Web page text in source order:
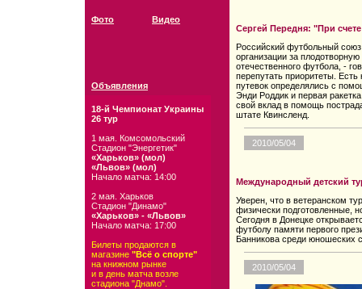
Фото Видео
Объявления
18-й Чемпионат Украины
26 тур
1 мая. Комсомольский
Стадион "Энергетик"
«Харьков» (мол)
«Львов» (мол)
Начало матча: 14:00
2 мая. Харьков
Стадион "Динамо"
«Харьков» - «Львов»
Начало матча: 17:00
Билеты продаются в
магазине "Всё о спорте"
на книжном рынке
и в день матча возле
стадиона "Днамо".
Сергей Передня: "При
Российский футбольный
организации за
отечественного футбола, -
перепутать приоритеты. Есть
путевок определялись с
Энди Роддик и первая
свой вклад в помощь
штате Квинсленд.
2010/05/04
Международный детский
Уверен, что в ветеранском
физически подготовленные,
Сегодня в Донецке
футболу памяти первого
Банникова среди юношеских
2010/05/04